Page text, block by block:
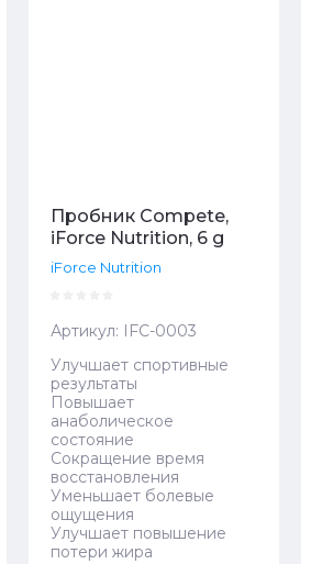
Пробник Compete,
iForce Nutrition, 6 g
iForce Nutrition
Артикул: IFC-0003
Улучшает спортивные
результаты
Повышает
анаболическое
состояние
Сокращение время
восстановления
Уменьшает болевые
ощущения
Улучшает повышение
потери жира